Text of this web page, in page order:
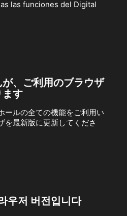
las funciones del Digital
、ご利用のブラウザ
ます
ールの全ての機能をご利用い
を最新版に更新してくださ
우저 버전입니다